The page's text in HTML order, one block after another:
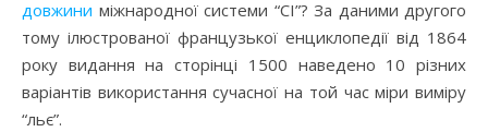
довжини міжнародної системи “СІ”? За даними другого
тому ілюстрованої французької енциклопедії від 1864
року видання на сторінці 1500 наведено 10 різних
варіантів використання сучасної на той час міри виміру
“льє”.